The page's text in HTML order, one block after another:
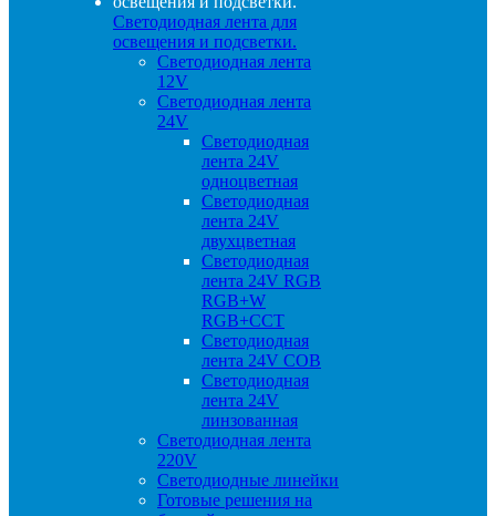
Светодиодная лента для
освещения и подсветки.
Светодиодная лента
12V
Светодиодная лента
24V
Светодиодная
лента 24V
одноцветная
Светодиодная
лента 24V
двухцветная
Светодиодная
лента 24V RGB
RGB+W
RGB+CCT
Светодиодная
лента 24V COB
Светодиодная
лента 24V
линзованная
Светодиодная лента
220V
Светодиодные линейки
Готовые решения на